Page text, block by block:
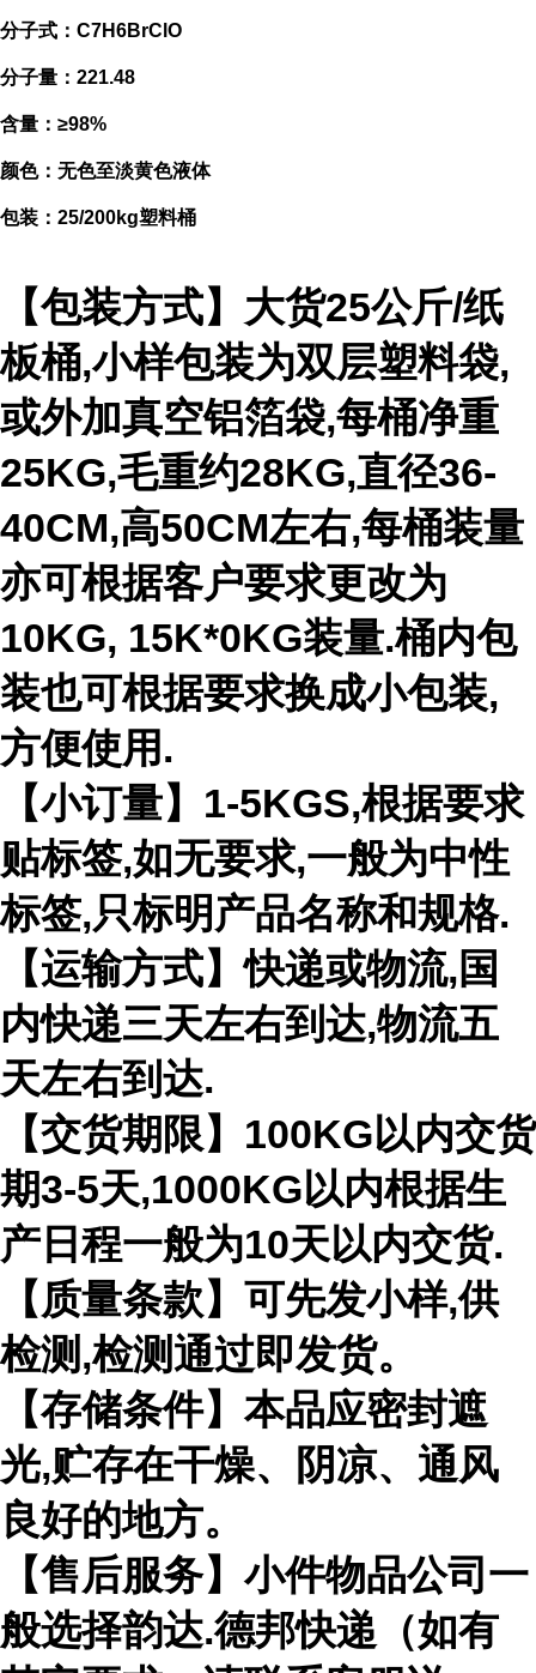
分子式：C7H6BrClO
分子量：221.48
含量：≥98%
颜色：无色至淡黄色液体
包装：25/200kg塑料桶
【包装方式】大货25公斤/纸
板桶,小样包装为双层塑料袋,
或外加真空铝箔袋,每桶净重
25KG,毛重约28KG,直径36-
40CM,高50CM左右,每桶装量
亦可根据客户要求更改为
10KG, 15K*0KG装量.桶内包
装也可根据要求换成小包装,
方便使用.
【小订量】1-5KGS,根据要求
贴标签,如无要求,一般为中性
标签,只标明产品名称和规格.
【运输方式】快递或物流,国
内快递三天左右到达,物流五
天左右到达.
【交货期限】100KG以内交货
期3-5天,1000KG以内根据生
产日程一般为10天以内交货.
【质量条款】可先发小样,供
检测,检测通过即发货。
【存储条件】本品应密封遮
光,贮存在干燥、阴凉、通风
良好的地方。
【售后服务】小件物品公司一
般选择韵达.德邦快递（如有